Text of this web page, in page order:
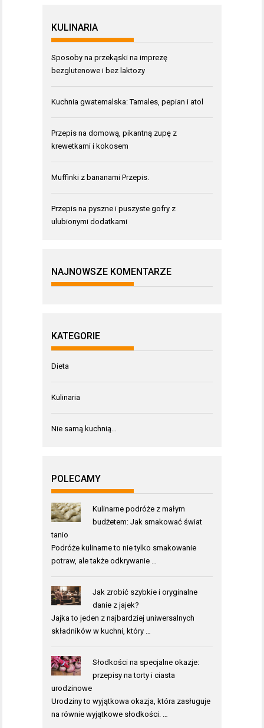
KULINARIA
Sposoby na przekąski na imprezę
bezglutenowe i bez laktozy
Kuchnia gwatemalska: Tamales, pepian i atol
Przepis na domową, pikantną zupę z
krewetkami i kokosem
Muffinki z bananami Przepis.
Przepis na pyszne i puszyste gofry z
ulubionymi dodatkami
NAJNOWSZE KOMENTARZE
KATEGORIE
Dieta
Kulinaria
Nie samą kuchnią…
POLECAMY
Kulinarne podróże z małym
budżetem: Jak smakować świat
tanio
Podróże kulinarne to nie tylko smakowanie
potraw, ale także odkrywanie …
Jak zrobić szybkie i oryginalne
danie z jajek?
Jajka to jeden z najbardziej uniwersalnych
składników w kuchni, który …
Słodkości na specjalne okazje:
przepisy na torty i ciasta
urodzinowe
Urodziny to wyjątkowa okazja, która zasługuje
na równie wyjątkowe słodkości. …